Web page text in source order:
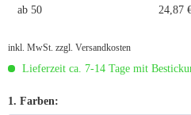
ab 50 24,87
inkl. MwSt. zzgl. Versandkosten
Lieferzeit ca. 7-14 Tage mit
1. Farben: